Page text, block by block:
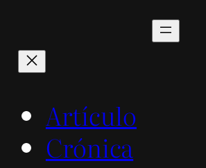
Artículo
Crónica